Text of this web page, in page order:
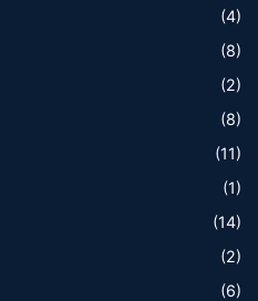
(4)
(8)
(2)
(8)
(11)
(1)
(14)
(2)
(6)